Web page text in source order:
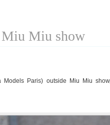
Miu Miu show
Models Paris) outside Miu Miu